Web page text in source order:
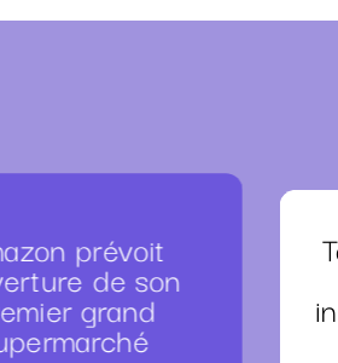
prévoit
de son
grand